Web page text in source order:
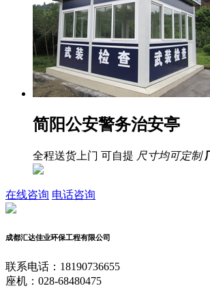
简阳公安警务治安亭
全程送货上门 可自提 尺寸均可定制
在线咨询 电话咨询
成都汇达佳业环保工程有限公司
联系电话：18190736655
座机：028-68480475